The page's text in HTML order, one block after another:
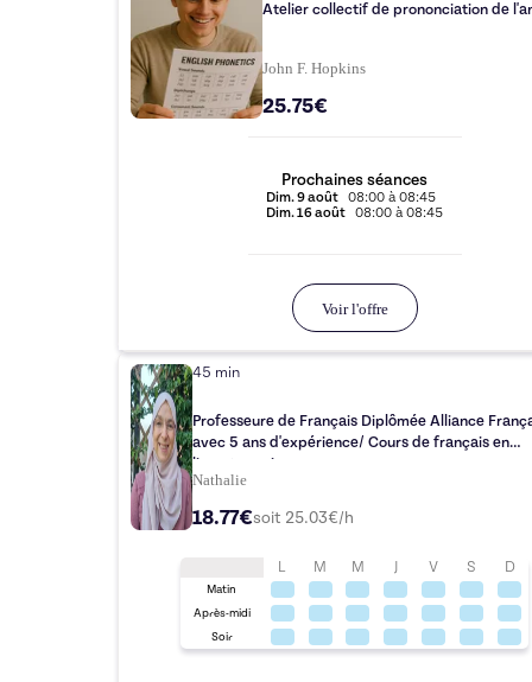
Atelier collectif de prononciation de
John F. Hopkins
25.75€
Prochaines séances
Dim.9 août 08:00 à08:45
Dim.16 août 08:00 à08:45
Voir l'offre
45 min
Professeure de Français Diplômée Alliance
avec 5 ans d'expérience/ Cours de français en
ligne tous niveaux.
Nathalie
18.77€soit 25.03€/h
L M M J V S D
Matin
Après-midi
Soir